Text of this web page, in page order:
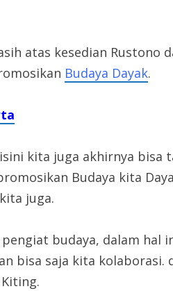
atas kesedian Rustono
Budaya Dayak.
kita juga akhirnya bisa
Budaya kita
juga.
budaya, dalam hal
bisa saja kita